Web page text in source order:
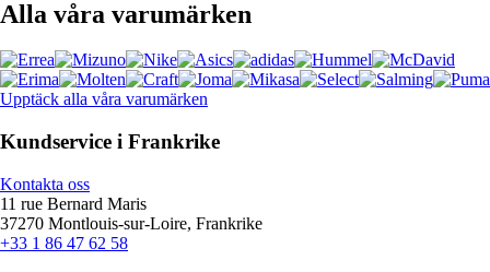
Alla våra varumärken
Upptäck alla våra varumärken
Kundservice i Frankrike
Kontakta oss
11 rue Bernard Maris
37270 Montlouis-sur-Loire, Frankrike
+33 1 86 47 62 58